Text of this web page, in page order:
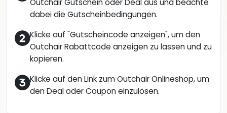
Outchair Gutschein oder Deal aus und beachte
dabei die Gutscheinbedingungen.
Klicke auf "Gutscheincode anzeigen", um den
Outchair Rabattcode anzeigen zu lassen und zu
kopieren.
Klicke auf den Link zum Outchair Onlineshop, um
den Deal oder Coupon einzulösen.